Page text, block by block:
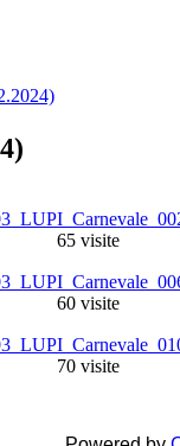
65 visite
60 visite
70 visite